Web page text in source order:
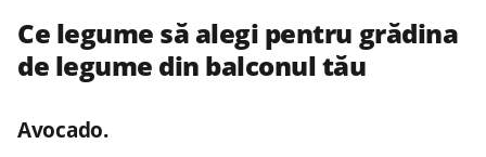
Ce legume să alegi pentru grădina
de legume din balconul tău
Avocado.